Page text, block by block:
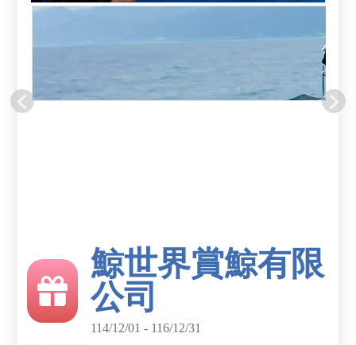
鯨世界賞鯨有限
公司
114/12/01 - 116/12/31